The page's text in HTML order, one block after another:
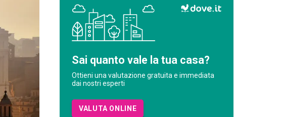
Sai quanto vale la tua casa?
Ottieni una valutazione gratuita e immediata
dai nostri esperti
VALUTA ONLINE